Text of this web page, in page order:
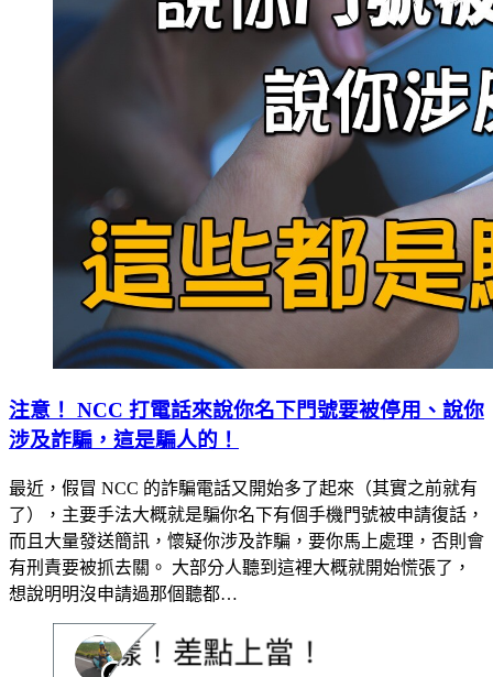
注意！ NCC 打電話來說你名下門號要被停用、說你
涉及詐騙，這是騙人的！
最近，假冒 NCC 的詐騙電話又開始多了起來（其實之前就有
了），主要手法大概就是騙你名下有個手機門號被申請復話，
而且大量發送簡訊，懷疑你涉及詐騙，要你馬上處理，否則會
有刑責要被抓去關。 大部分人聽到這裡大概就開始慌張了，
想說明明沒申請過那個聽都…